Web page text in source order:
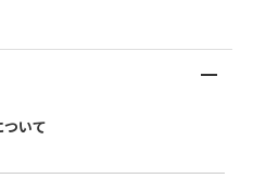
いて